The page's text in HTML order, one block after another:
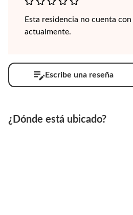
Esta residencia no cuenta con
actualmente.
Escribe una reseña
¿Dónde está ubicado?